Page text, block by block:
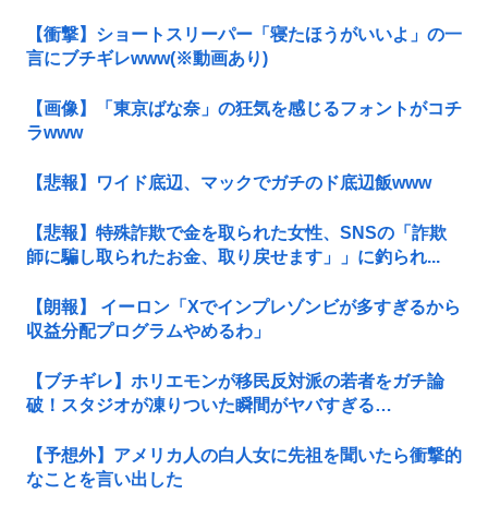
【衝撃】ショートスリーパー「寝たほうがいいよ」の一
言にブチギレwww(※動画あり)
【画像】「東京ばな奈」の狂気を感じるフォントがコチ
ラwww
【悲報】ワイド底辺、マックでガチのド底辺飯www
【悲報】特殊詐欺で金を取られた女性、SNSの「詐欺
師に騙し取られたお金、取り戻せます」」に釣られ...
【朗報】 イーロン「Xでインプレゾンビが多すぎるから
収益分配プログラムやめるわ」
【ブチギレ】ホリエモンが移民反対派の若者をガチ論
破！スタジオが凍りついた瞬間がヤバすぎる…
【予想外】アメリカ人の白人女に先祖を聞いたら衝撃的
なことを言い出した